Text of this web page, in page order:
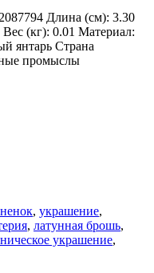
Длина (см): 3.30
(кг): 0.01 Материал:
янтарь Страна
промыслы
, украшение,
, латунная брошь,
украшение,